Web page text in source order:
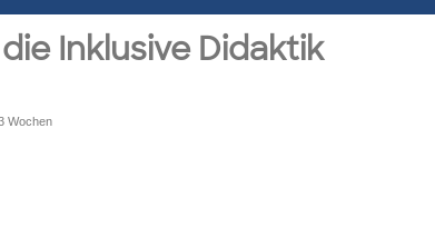
Inklusive Didaktik
Wochen